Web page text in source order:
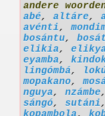
andere
abé, altáre,
avénti,
bosántu,
elikia,
eyamba,
lingómbá,
mopakano,
nguya, nzámbe
sángó, sutáni